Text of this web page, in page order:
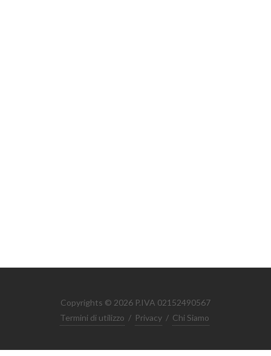
Copyrights © 2026 P.IVA 02152490567
Termini di utilizzo / Privacy / Chi Siamo